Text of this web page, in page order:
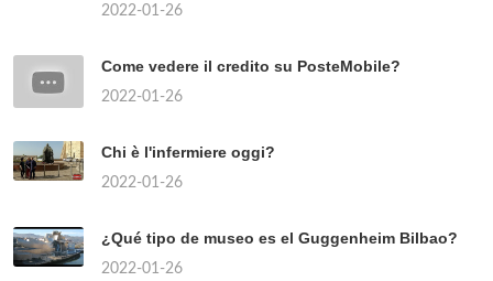
2022-01-26
Come vedere il credito su PosteMobile?
2022-01-26
Chi è l'infermiere oggi?
2022-01-26
¿Qué tipo de museo es el Guggenheim Bilbao?
2022-01-26